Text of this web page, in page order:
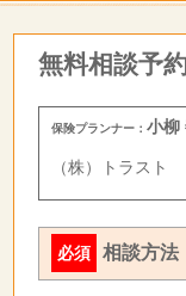
無料相談予
保険プランナー：小柳
（株）トラスト
必須 相談方法